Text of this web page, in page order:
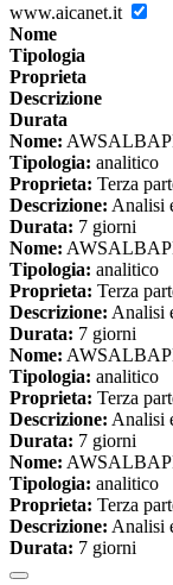
www.aicanet.it
Nome
Tipologia
Proprieta
Descrizione
Durata
Nome:
Tipologia: analitico
Proprieta: Terza
Descrizione: Analisi
Durata: 7 giorni
Nome:
Tipologia: analitico
Proprieta: Terza
Descrizione: Analisi
Durata: 7 giorni
Nome:
Tipologia: analitico
Proprieta: Terza
Descrizione: Analisi
Durata: 7 giorni
Nome:
Tipologia: analitico
Proprieta: Terza
Descrizione: Analisi
Durata: 7 giorni